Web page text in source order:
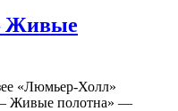
Живые
«Люмьер-Холл»
— Живые полотна» —